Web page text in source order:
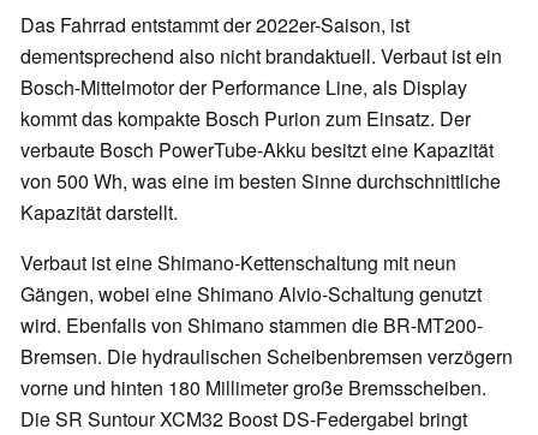
Das Fahrrad entstammt der 2022er-Saison, ist
dementsprechend also nicht brandaktuell. Verbaut ist ein
Bosch-Mittelmotor der Performance Line, als Display
kommt das kompakte Bosch Purion zum Einsatz. Der
verbaute Bosch PowerTube-Akku besitzt eine Kapazität
von 500 Wh, was eine im besten Sinne durchschnittliche
Kapazität darstellt.
Verbaut ist eine Shimano-Kettenschaltung mit neun
Gängen, wobei eine Shimano Alvio-Schaltung genutzt
wird. Ebenfalls von Shimano stammen die BR-MT200-
Bremsen. Die hydraulischen Scheibenbremsen verzögern
vorne und hinten 180 Millimeter große Bremsscheiben.
Die SR Suntour XCM32 Boost DS-Federgabel bringt